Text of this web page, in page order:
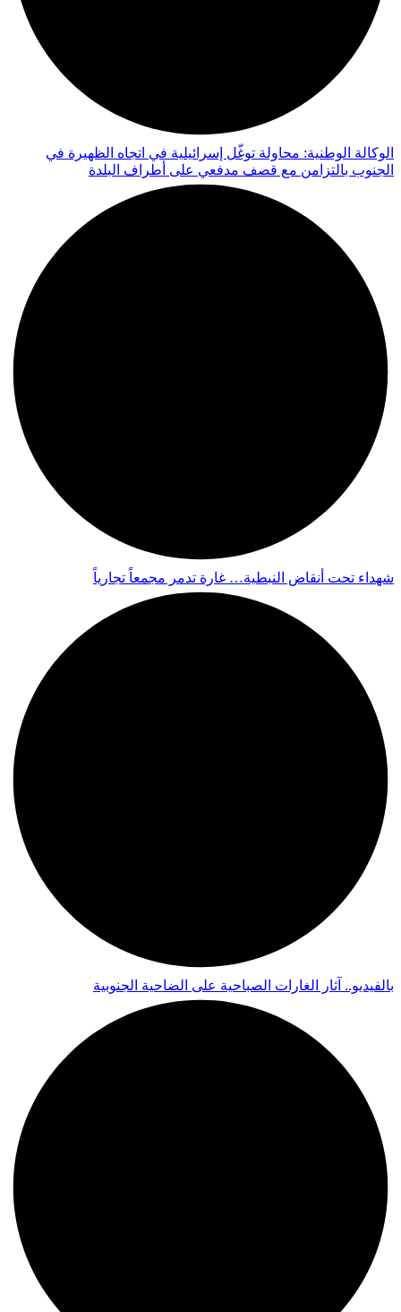
الوكالة الوطنية: محاولة توغّل إسرائيلية في اتجاه الظهيرة في
الجنوب بالتزامن مع قصف مدفعي على أطراف البلدة
شهداء تحت أنقاض النبطية… غارة تدمر مجمعاً تجارياً
بالفيديو.. آثار الغارات الصباحية على الضاحية الجنوبية